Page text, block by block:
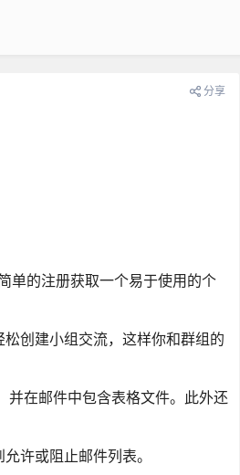
分享
单的注册获取一个易于使用的个
创建小组交流，这样你和群组的
在邮件中包含表格文件。此外还
许或阻止邮件列表。